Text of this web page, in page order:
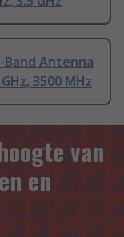
Band Antenna
3500 MHz
van
en